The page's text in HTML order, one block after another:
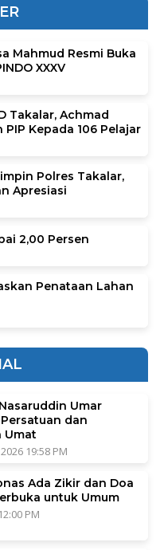
Mahmud Resmi Buka
XXXV
Takalar, Achmad
PIP Kepada 106 Pelajar
Polres Takalar,
Apresiasi
2,00 Persen
Penataan Lahan
Umar
dan
Umat
19:58 PM
Ada Zikir dan Doa
untuk Umum
PM